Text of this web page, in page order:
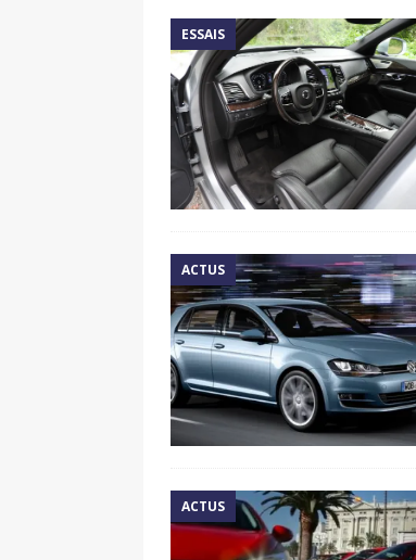
ESSAIS
ACTUS
ACTUS